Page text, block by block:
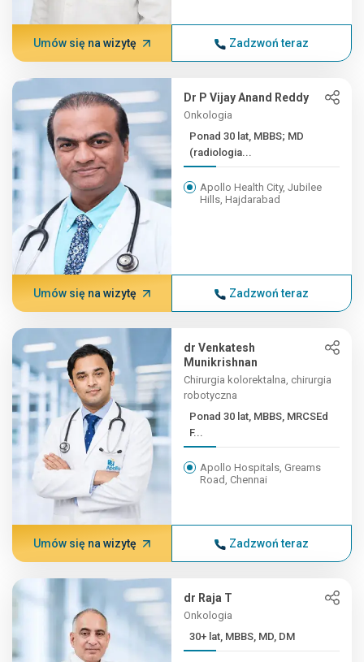
Umów się na wizytę Zadzwoń teraz
Dr P Vijay Anand Reddy
Onkologia
Ponad 30 lat, MBBS; MD
(radiologia...
Apollo Health City, Jubilee
Hills, Hajdarabad
Umów się na wizytę Zadzwoń teraz
dr Venkatesh
Munikrishnan
Chirurgia kolorektalna, chirurgia
robotyczna
Ponad 30 lat, MBBS, MRCSEd
F...
Apollo Hospitals, Greams
Road, Chennai
Umów się na wizytę Zadzwoń teraz
dr Raja T
Onkologia
30+ lat, MBBS, MD, DM